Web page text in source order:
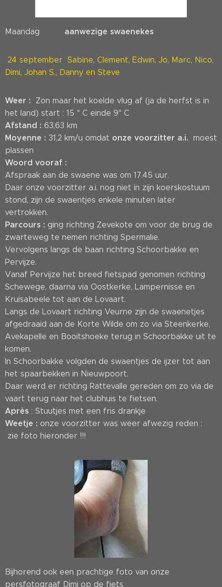
Maandag aanwezige swaenekes
24 september Sabine, Clement, Edwin, Jo, Marc, Nico,
Dimi, Johan S., Danny en Steve
Weer :
Zon maar het koelde vlug af (ja de herfst is in
het land) start : 15 ° C einde 9° C
Afstand : 63,63 km
Moyenne : 31,2 km/u omdat onze voorzitter a.i. moest
plassen
Woord vooraf :
Afspraak aan de swaene was om 17.45 uur.
Daar onze voorzitter a.i. nog niet in zijn koerskostuum
stond, zijn de swaentjes enkele minuten later
vertrokken.
Parcours : ging richting Zevekote om voor de brug de
zwarteweg te nemen richting Spermalie.
Vervolgens langs de baan richting Schoorbakke en
Pervijze.
Vanaf Pervijze het breed fietspad genomen richting
Schewege, daarna via Oostkerke, Lampernisse en
Kruisabeele tot aan de Lovaart.
Langs de Lovaart richting Veurne zijn de swaenetjes
afgedraaid aan de Korte Wilde om zo via Steenkerke,
Avekapelle en Booitshoeke terug in Schoorbakke uit te
komen.
In Schoorbakke volgden de swaentjes de ijzer tot aan
het spaarbekken in Nieuwpoort.
Daar werd er richting Rattevalle gereden om zo via de
vaart terug naar het clubhuis te fietsen.
Après : Stuutjes met een fris drankje
Weetje : onze voorzitter was weer afwezig reden :
zie foto hieronder !!!
Bijhorend ook een prachtige foto van onze
persfotograaf Dimi op de fiets